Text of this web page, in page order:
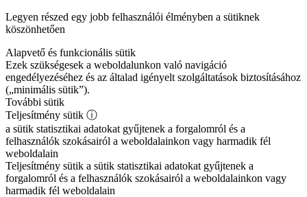
Legyen részed egy jobb felhasználói élményben a sütiknek
köszönhetően
Alapvető és funkcionális sütik
Ezek szükségesek a weboldalunkon való navigáció
engedélyezéséhez és az általad igényelt szolgáltatások biztosításához
(„minimális sütik”).
További sütik
Teljesítmény sütik ⓘ
a sütik statisztikai adatokat gyűjtenek a forgalomról és a
felhasználók szokásairól a weboldalainkon vagy harmadik fél
weboldalain
Teljesítmény sütik a sütik statisztikai adatokat gyűjtenek a
forgalomról és a felhasználók szokásairól a weboldalainkon vagy
harmadik fél weboldalain